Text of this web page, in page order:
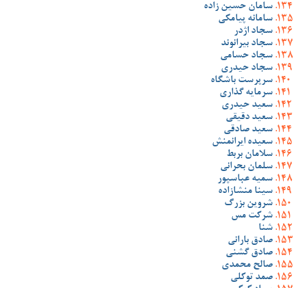
سامان حسین زاده
سامانه پیامکی
سجاد اژدر
سجاد بیرانوند
سجاد حسامی
سجاد حیدری
سرپرست باشگاه
سرمایه گذاری
سعید حیدری
سعید دقیقی
سعید صادقی
سعیده ایرانمنش
سلامان بربط
سلمان بحرانی
سمیه عباسپور
سینا منشازاده
شروین بزرگ
شرکت مس
شنا
صادق بارانی
صادق گشنی
صالح محمدی
صمد توکلی